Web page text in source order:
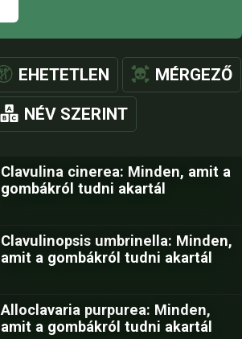
EHETETLEN MÉRGEZŐ
NÉV SZERINT
Clavulina cinerea: Minden, amit a
gombákról tudni akartál
Clavulinopsis umbrinella: Minden,
amit a gombákról tudni akartál
Alloclavaria purpurea: Minden,
amit a gombákról tudni akartál